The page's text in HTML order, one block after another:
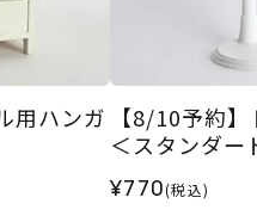
用ハンガ
【8/10予約
＜スタンダー
¥770(税込)